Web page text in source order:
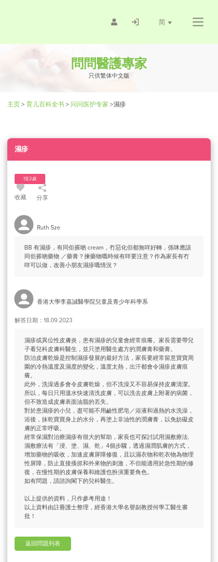
简
問問醫護專家
只供繁体中文版
主页> 育儿百科全书 > 问问医护专家 >濕疹
濕疹
1至2歲
收藏 分享
Ruth Sze
BB 有濕疹，有同佢搽啲 cream，冇惡化但都無咩好轉，係咪應該
同佢搽啲藥物 ／藥膏？揀藥物嘅時候有咩要注意？作為家長有冇
咩可以做，改善小朋友濕疹嘅情況？
香港大學李嘉誠醫學院兒童及青少年科學系
解答日期：18.09.2023
濕疹或異位性皮膚炎，患有濕疹的兒童會經常痕癢。家長需要帶兒
子看兒科皮膚科醫生，並只塗用醫生處方的潤膚膏和藥膏。
防治皮膚乾燥是控制濕疹發展的最好方法，家長要經常留意寶寶周
圍的冷熱溫度及濕度的變化，溫度太熱，出汗都會令濕疹皮膚痕
癢。
此外，洗澡過多會令皮膚乾燥，但不洗澡又不容易保持皮膚清潔。
所以，每日只用溫水快速清洗皮膚，可以洗去皮膚上附著的病菌，
但不致造成皮膚表面油脂的丟失。
對於患濕疹的小兒，盡可能不用鹼性肥皂／浴液和過熱的水洗澡，
浴後，抹乾寶寶身上的水分，再塗上非油性的潤膚膏，以免妨礙皮
膚的正常呼吸。
經常保濕對治療濕疹有很大的幫助，家長也可探討試用濕敷療法.
濕敷療法有「浸、塗、濕、乾」4個步驟，透過濕潤肌膚的方式，
增加藥物的吸收，加速皮膚屏障修復，且以濕衣物和乾衣物為物理
性屏障，防止直接搔抓和外來物的刺激，不但能適用於急性期的修
復，在慢性期的皮膚保養和維護也扮演重要角色。
如有問題，請諮詢閣下的兒科醫生。
以上提供的資料，只作參考用途！
以上資料由註冊護士整理，經香港大學名譽副教授何學工醫生審
批！
返回問題列表